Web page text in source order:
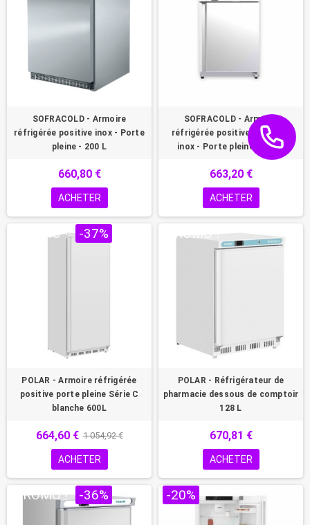
SOFRACOLD - Armoire
réfrigérée positive inox - Porte
pleine - 200 L
660,80 €
ACHETER
SOFRACOLD - Armoire
réfrigérée positive - Finition
inox - Porte pleine - 200 L
663,20 €
ACHETER
PROMO ! -37%
POLAR - Armoire réfrigérée
positive porte pleine Série C
blanche 600L
664,60 € 1 054,92 €
ACHETER
PROMO !
POLAR - Réfrigérateur de
pharmacie dessous de comptoir
128 L
670,81 €
ACHETER
PROMO ! -36% -20%